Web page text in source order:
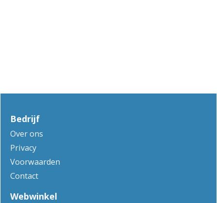
Bedrijf
Over ons
Privacy
Voorwaarden
Contact
Webwinkel